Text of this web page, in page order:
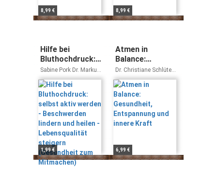
8,99 € 8,99 €
Hilfe bei
Bluthochdruck:
selbst aktiv
werden -
Beschwerden
lindern und
heilen -
Lebensqualität
steigern
(Gesundheit zum
Mitmachen)
Sabine Pork Dr. Markus
Zillgens
1,99 €
Atmen in
Balance:
Gesundheit,
Entspannung
und innere Kraft
Dr. Christiane Schlüter
Barbara Lutz
6,99 €